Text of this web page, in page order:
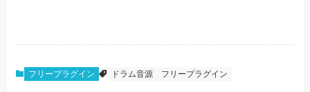
フリープラグイン ドラム音源 フリープラグイン